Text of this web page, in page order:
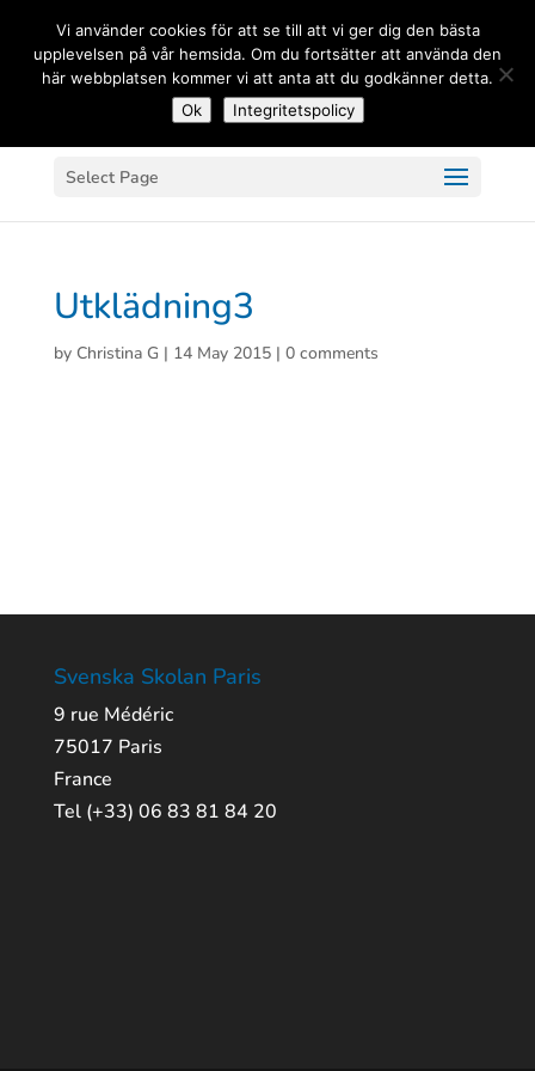
Select Page
Utklädning3
by Christina G | 14 May 2015| 0 comments
Svenska Skolan Paris
9 rue Médéric
75017 Paris
France
Tel (+33) 06 83 81 84 20
Vi använder cookies för att se till att vi ger dig den bästa
upplevelsen på vår hemsida. Om du fortsätter att använda den
här webbplatsen kommer vi att anta att du godkänner detta.
Ok
Integritetspolicy